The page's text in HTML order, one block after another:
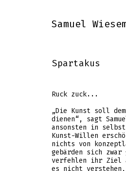
Samuel
Spartakus
Ruck zuck...
„Die Kunst soll
dienen“, sagt
ansonsten in
Kunst-Willen
nichts von
gebärden sich
verfehlen ihr Ziel
es nicht verstehen,